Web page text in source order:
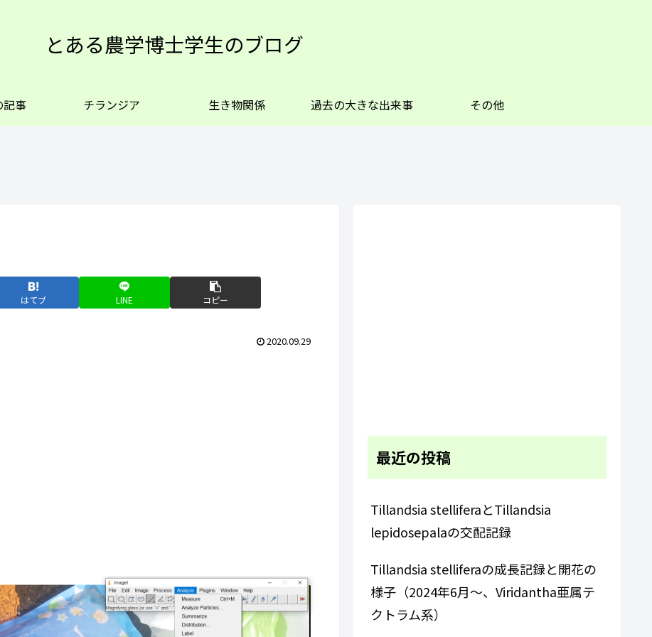
とある農学博士学生のブログ
記事 チランジア 生き物関係 過去の大きな出来事 その他
はてブ LINE コピー
2020.09.29
最近の投稿
Tillandsia stelliferaとTillandsia
lepidosepalaの交配記録
Tillandsia stelliferaの成長記録と開花の
様子（2024年6月～、Viridantha亜属テ
クトラム系）